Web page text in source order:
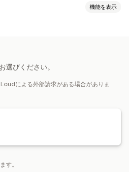
機能を表示
選びください。
による外部請求がある場合がありま
す。